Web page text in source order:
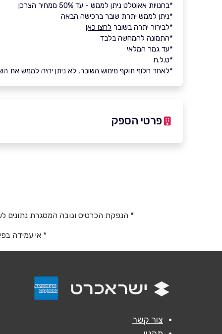
*בחנויות אאוטלט ניתן לממש - עד 50% ממחיר הצרכן
*ניתן לממש יתרת שובר ברכישה הבאה
*לבירור יתרה בשובר לחצו כאן
*התמונה להמחשה בלבד
*עד גמר המלאי
*ט.ל.ח
*לאחר חלוף תוקף מימוש השובר, לא ניתן יהיה לממש את
פרטי הספק
אנא חזרו אלי בקשר ל...
* הנפקת הכרטיס וגובה המסגרת נתונים
* אי עמידה
צור קשר